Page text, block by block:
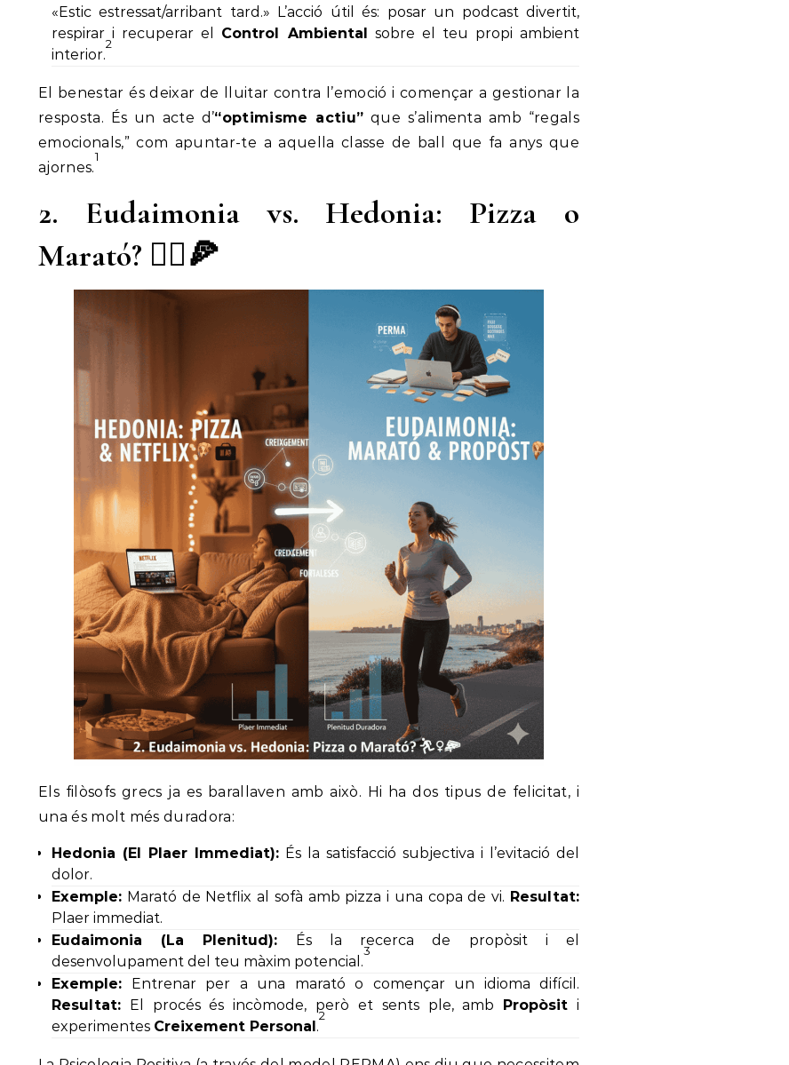
«Estic estressat/arribant tard.» L’acció útil és: posar un podcast divertit,
respirar i recuperar el Control Ambiental sobre el teu propi ambient
interior.
2
El benestar és deixar de lluitar contra l’emoció i començar a gestionar la
resposta. És un acte d’“optimisme actiu” que s’alimenta amb “regals
emocionals,” com apuntar-te a aquella classe de ball que fa anys que
ajornes.
1
2. Eudaimonia vs. Hedonia: Pizza o
Marató? 🏃‍♀️🍕
Els filòsofs grecs ja es barallaven amb això. Hi ha dos tipus de felicitat, i
una és molt més duradora:
Hedonia (El Plaer Immediat): És la satisfacció subjectiva i l’evitació del
dolor.
Exemple: Marató de Netflix al sofà amb pizza i una copa de vi. Resultat:
Plaer immediat.
Eudaimonia (La Plenitud): És la recerca de propòsit i el
desenvolupament del teu màxim potencial.
3
Exemple: Entrenar per a una marató o començar un idioma difícil.
Resultat: El procés és incòmode, però et sents ple, amb Propòsit i
experimentes Creixement Personal .
2